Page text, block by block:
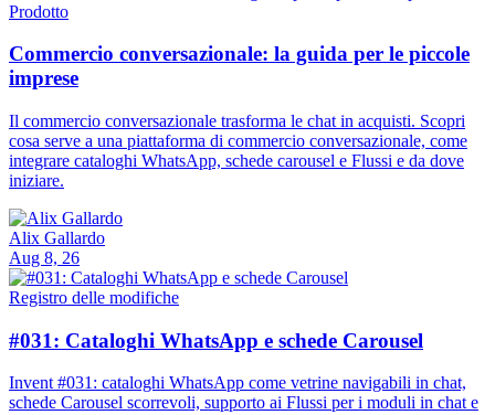
Prodotto
Commercio conversazionale: la guida per le piccole
imprese
Il commercio conversazionale trasforma le chat in acquisti. Scopri
cosa serve a una piattaforma di commercio conversazionale, come
integrare cataloghi WhatsApp, schede carousel e Flussi e da dove
iniziare.
Alix Gallardo
Aug 8, 26
Registro delle modifiche
#031: Cataloghi WhatsApp e schede Carousel
Invent #031: cataloghi WhatsApp come vetrine navigabili in chat,
schede Carousel scorrevoli, supporto ai Flussi per i moduli in chat e